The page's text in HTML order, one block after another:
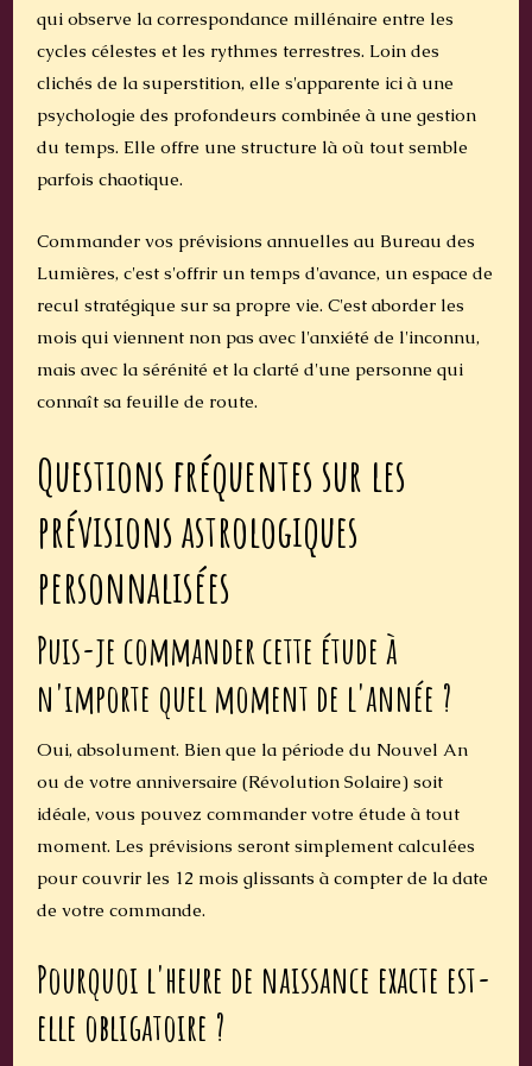
qui observe la correspondance millénaire entre les
cycles célestes et les rythmes terrestres. Loin des
clichés de la superstition, elle s'apparente ici à une
psychologie des profondeurs combinée à une gestion
du temps. Elle offre une structure là où tout semble
parfois chaotique.
Commander vos prévisions annuelles au Bureau des
Lumières, c'est s'offrir un temps d'avance, un espace de
recul stratégique sur sa propre vie. C'est aborder les
mois qui viennent non pas avec l'anxiété de l'inconnu,
mais avec la sérénité et la clarté d'une personne qui
connaît sa feuille de route.
Questions fréquentes sur les
prévisions astrologiques
personnalisées
Puis-je commander cette étude à
n'importe quel moment de l'année ?
Oui, absolument. Bien que la période du Nouvel An
ou de votre anniversaire (Révolution Solaire) soit
idéale, vous pouvez commander votre étude à tout
moment. Les prévisions seront simplement calculées
pour couvrir les 12 mois glissants à compter de la date
de votre commande.
Pourquoi l'heure de naissance exacte est-
elle obligatoire ?